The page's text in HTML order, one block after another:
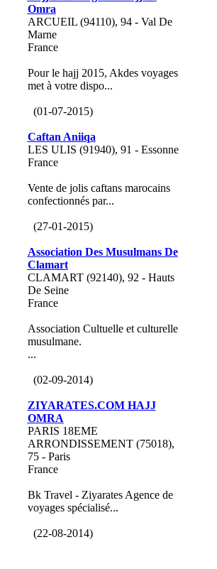
Omra
ARCUEIL (94110), 94 - Val De
Marne
France
Pour le hajj 2015, Akdes voyages
met à votre dispo...
(01-07-2015)
Caftan Aniiqa
LES ULIS (91940), 91 - Essonne
France
Vente de jolis caftans marocains
confectionnés par...
(27-01-2015)
Association Des Musulmans De
Clamart
CLAMART (92140), 92 - Hauts
De Seine
France
Association Cultuelle et culturelle
musulmane.
...
(02-09-2014)
ZIYARATES.COM HAJJ
OMRA
PARIS 18EME
ARRONDISSEMENT (75018),
75 - Paris
France
Bk Travel - Ziyarates Agence de
voyages spécialisé...
(22-08-2014)